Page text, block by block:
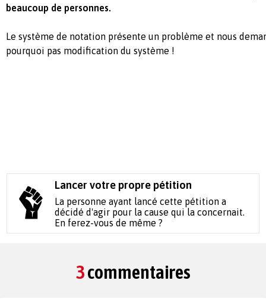
beaucoup de personnes.
Le système de notation présente un problème et nous
pourquoi pas modification du système !
Lancer votre propre pétition
La personne ayant lancé cette pétition a
décidé d'agir pour la cause qui la concernait.
En ferez-vous de même ?
3commentaires